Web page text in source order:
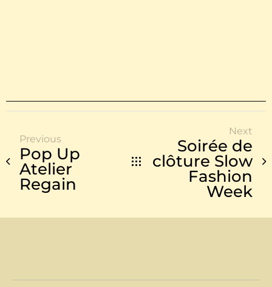
Previous
Pop Up
Atelier
Regain
Next
Soirée de
clôture Slow
Fashion
Week